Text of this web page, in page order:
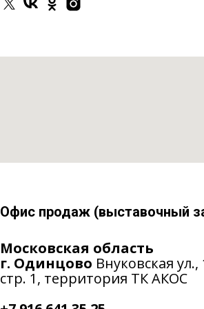
Офис продаж (выставочный
Московская область
г. Одинцово Внуковская ул.,
стр. 1, территория ТК АКОС